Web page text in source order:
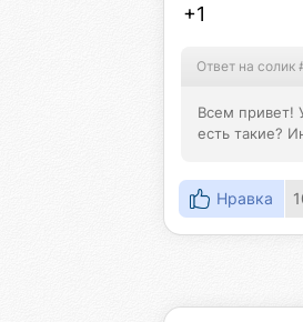
+1
Ответ на солик
Всем привет!
есть такие?
Нравка